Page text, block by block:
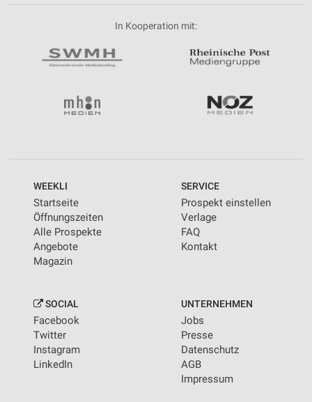
In Kooperation mit:
WEEKLI
Startseite
Öffnungszeiten
Alle Prospekte
Angebote
Magazin
SERVICE
Prospekt einstellen
Verlage
FAQ
Kontakt
SOCIAL
Facebook
Twitter
Instagram
LinkedIn
UNTERNEHMEN
Jobs
Presse
Datenschutz
AGB
Impressum